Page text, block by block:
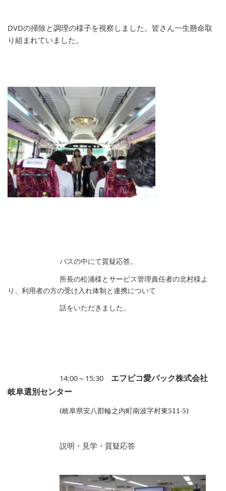
DVDの掃除と調理の様子を視察しました。皆さん一生懸命取
り組まれていました。
バスの中にて質疑応答。
所長の松浦様とサービス管理責任者の北村様よ
り、利用者の方の受け入れ体制と連携について
話をいただきました。
14:00～ 15:30
エフピコ愛パック株式会社
岐阜選別センター
(岐阜県安八郡輪之内町南波字村東511-5)
説明・見学・質疑応答